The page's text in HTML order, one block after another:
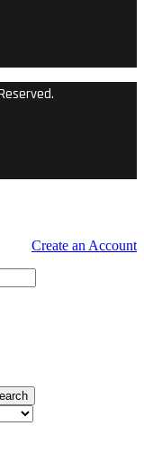
Create an Account